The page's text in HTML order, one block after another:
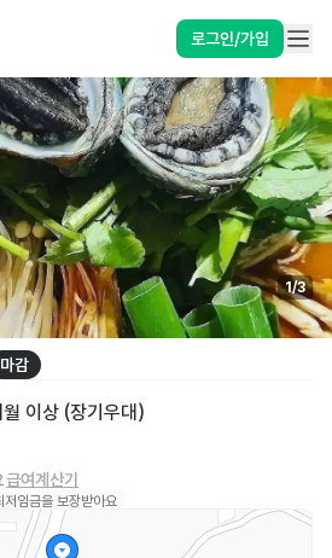
로그인/가입
1/3
마감
월 이상 (장기우대)
급여계산기
임금을 보장받아요